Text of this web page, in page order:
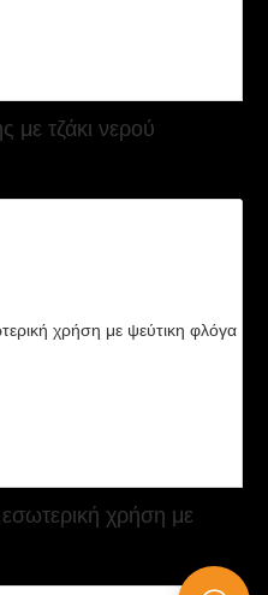
με τζάκι νερού
εσωτερική χρήση με